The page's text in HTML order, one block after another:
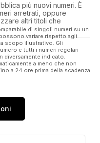
più nuovi numeri. È
arretrati, oppure
altri titoli che
di singoli numeri su un
variare rispetto agli
scopo illustrativo. Gli
e tutti i numeri regolari
diversamente indicato.
a meno che non
a 24 ore prima della scadenza